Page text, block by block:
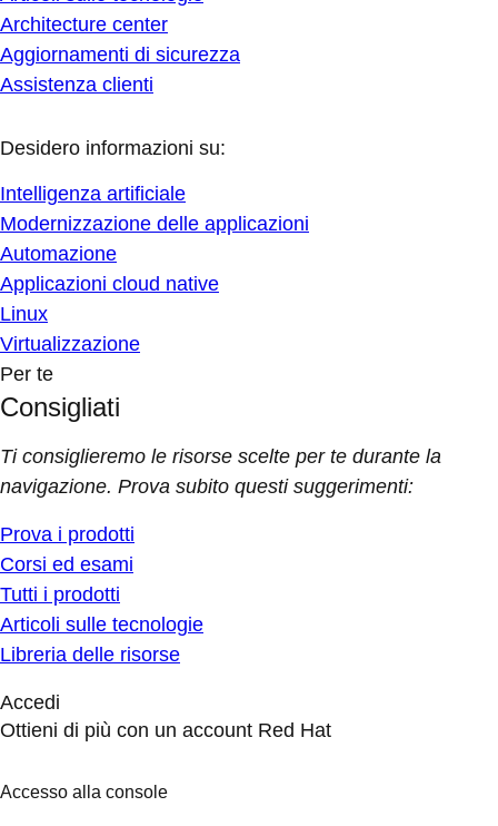
Architecture center
Aggiornamenti di sicurezza
Assistenza clienti
Desidero informazioni su:
Intelligenza artificiale
Modernizzazione delle applicazioni
Automazione
Applicazioni cloud native
Linux
Virtualizzazione
Per te
Consigliati
Ti consiglieremo le risorse scelte per te durante la
navigazione. Prova subito questi suggerimenti:
Prova i prodotti
Corsi ed esami
Tutti i prodotti
Articoli sulle tecnologie
Libreria delle risorse
Accedi
Ottieni di più con un account Red Hat
Accesso alla console